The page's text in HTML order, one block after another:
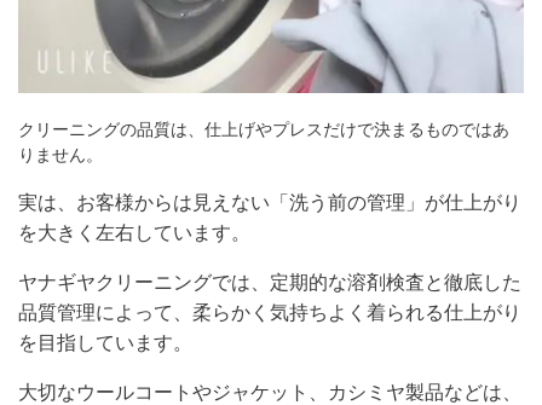
クリーニングの品質は、仕上げやプレスだけで決まるものではあ
りません。
実は、お客様からは見えない「洗う前の管理」が仕上がり
を大きく左右しています。
ヤナギヤクリーニングでは、定期的な溶剤検査と徹底した
品質管理によって、柔らかく気持ちよく着られる仕上がり
を目指しています。
大切なウールコートやジャケット、カシミヤ製品などは、